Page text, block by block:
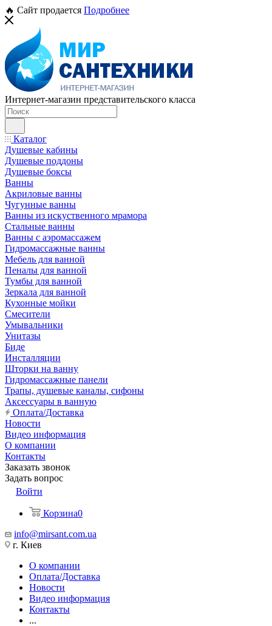
🔥 Сайт продается Подробнее
Интернет-магазин представительского класса
Каталог
Душевые кабины
Душевые поддоны
Душевые боксы
Ванны
Акриловые ванны
Чугунные ванны
Ванны из искуственного мрамора
Стальные ванны
Ванны с аэромассажем
Гидромассажные ванны
Мебель для ванной
Пеналы для ванной
Тумбы для ванной
Зеркала для ванной
Кухонные мойки
Смесители
Умывальники
Унитазы
Биде
Инсталляции
Шторки на ванну
Гидромассажные панели
Трапы, душевые каналы, сифоны
Аксессуары в ванную
Оплата/Доставка
Новости
Видео информация
О компании
Контакты
Заказать звонок
Задать вопрос
Войти
Корзина0
info@mirsant.com.ua
г. Киев
О компании
Оплата/Доставка
Новости
Видео информация
Контакты
...